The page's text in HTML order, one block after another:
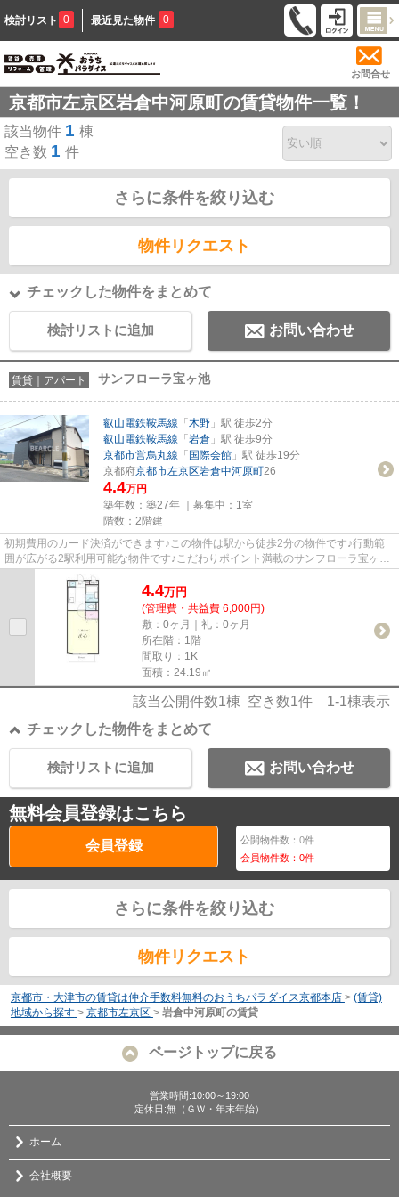
検討リスト 0 最近見た物件 0
お問合せ
京都市左京区岩倉中河原町の賃貸物件一覧！
該当物件 1 棟
空き数 1 件
さらに条件を絞り込む
物件リクエスト
チェックした物件をまとめて
検討リストに追加 お問い合わせ
賃貸｜アパート サンフローラ宝ヶ池
叡山電鉄鞍馬線 「 木野 」駅 徒歩2分
叡山電鉄鞍馬線 「 岩倉 」駅 徒歩9分
京都市営烏丸線 「 国際会館 」駅 徒歩19分
京都府京都市左京区岩倉中河原町26
4.4万円
築年数：築27年 ｜募集中： 1室
階数：2階建
初期費用のカード決済ができます♪この物件は駅から徒歩2分の物件です♪行動範
囲が広がる2駅利用可能な物件です♪こだわりポイント満載のサンフローラ宝ヶ池
♪気になる情報を見つけたら、...
4.4万円
(管理費・共益費 6,000円)
敷：0ヶ月｜礼：0ヶ月
所在階：1階
間取り：1K
面積：24.19㎡
該当公開件数1棟 空き数1件 1-1棟表示
チェックした物件をまとめて
お問い合わせ
検討リストに追加
無料会員登録はこちら
会員登録 公開物件数：0件
会員物件数：0件
さらに条件を絞り込む
物件リクエスト
京都市・大津市の賃貸は仲介手数料無料のおうちパラダイス京都本店 > (賃貸)
地域から探す > 京都市左京区 > 岩倉中河原町の賃貸
ページトップに戻る
営業時間:10:00～19:00
定休日:無（ＧＷ・年末年始）
ホーム
会社概要